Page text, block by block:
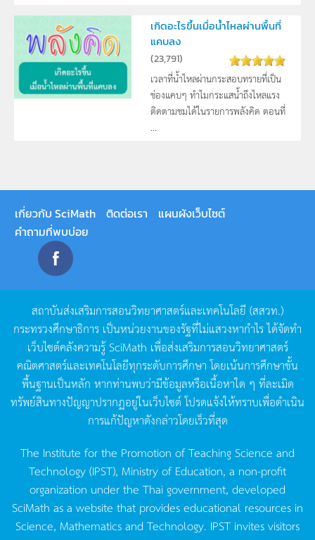
เกิดอะไรขึ้นเมื่อน้ำไหลผ่านพื้นที่
แคบลง
(23,791)
เวลาที่น้ำไหลผ่านกระสอบทรายที่เป็น
ช่องแคบๆ ทำไมกระแสน้ำถึงไหลแรง
ติดตามชมได้ในรายการพลังคิด ตอนที่
...
เกี่ยวกับ SciMath ติดต่อเรา
แผนผังเว็บไซต์
คำถามที่พบบ่อย
สถาบันส่งเสริมการสอนวิทยาศาสตร์และเทคโนโลยี (สสวท.)
กระทรวงศึกษาธิการ เป็นหน่วยงานของรัฐที่ไม่แสวงหากำไรได้จัดทำ
เว็บไซต์คลังความรู้SciMath เพื่อส่งเสริมการสอนวิทยาศาสตร์
คณิตศาสตร์และเทคโนโลยีทุกระดับการศึกษา โดยเน้นการศึกษาขั้น
พื้นฐานเป็นหลัก หากท่านพบว่ามีข้อมูลหรือเนื้อหาใด ๆ ที่ละเมิด
ทรัพย์สินทางปัญญาปรากฏอยู่ในเว็บไซต์โปรดแจ้งให้ทราบเพื่อดำเนิน
การแก้ปัญหาดังกล่าวโดยเร็วที่สุด
The Institute for the Promotion of Teaching Science and
Technology (IPST), Ministry of Education, a non-profit
organization under the Thai government, developed
SciMath as a website that provides educational resources in
Science, Mathematics and Technology. IPST invites visitors